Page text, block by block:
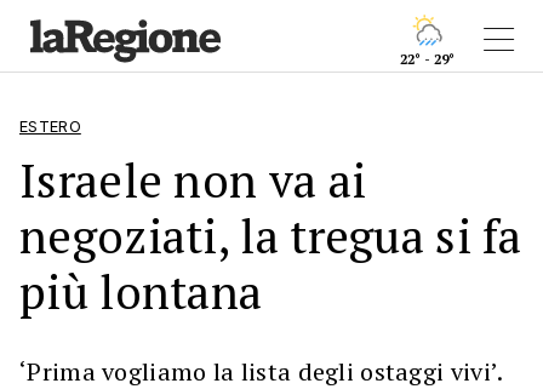
22° - 29°
ESTERO
Israele non va ai
negoziati, la tregua si fa
più lontana
‘Prima vogliamo la lista degli ostaggi vivi’.